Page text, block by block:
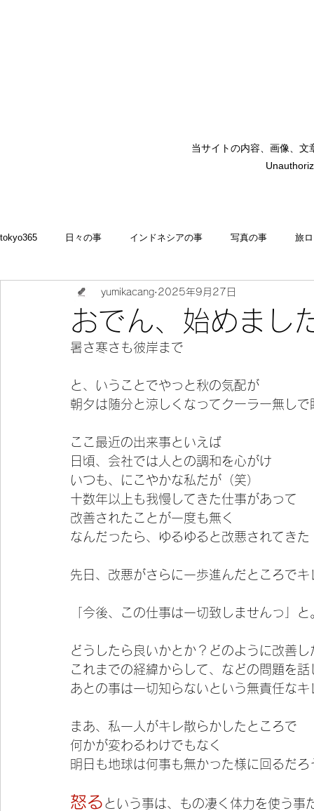
当サイトの内容、画像、
tokyo365 日々の事 インドネシアの事 写真の事 旅
食いしん坊 blog お料理・memasak
今宵の一冊
おでん、始めまし
yumikacang 2025年9月27日
暑さ寒さも彼岸まで
と、いうことでやっと秋の気配が
朝夕は随分と涼しくなってクーラー無し
ここ最近の出来事といえば
日頃、会社では人との調和を心がけ
いつも、にこやかな私だが（笑）
十数年以上も我慢してきた仕事があって
改善されたことが一度も無く
なんだったら、ゆるゆると改悪されてきた
先日、改悪がさらに一歩進んだところで
「今後、この仕事は一切致しませんっ」と
どうしたら良いかとか？どのように改善し
これまでの経緯からして、などの問題を
あとの事は一切知らないという無責任なキ
まあ、私一人がキレ散らかしたところで
何かが変わるわけでもなく
明日も地球は何事も無かった様に回るだろ
怒る という事は、もの凄く体力を使う事